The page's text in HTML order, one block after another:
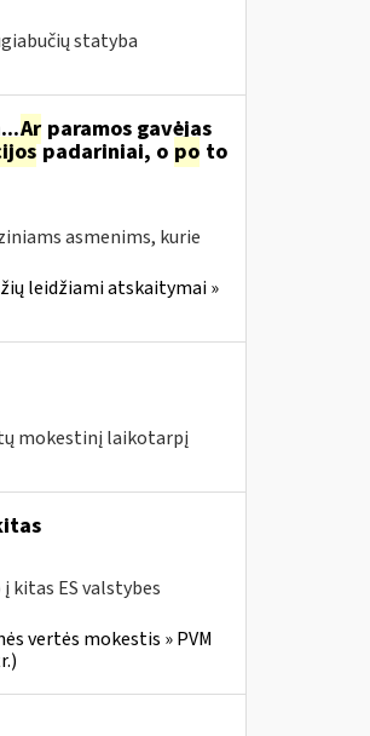
statyba
Arparamos gavėjas
padariniai, o po to
asmenims, kurie
leidžiami atskaitymai »
mokestinį laikotarpį
kitas ES valstybes
vertės mokestis » PVM